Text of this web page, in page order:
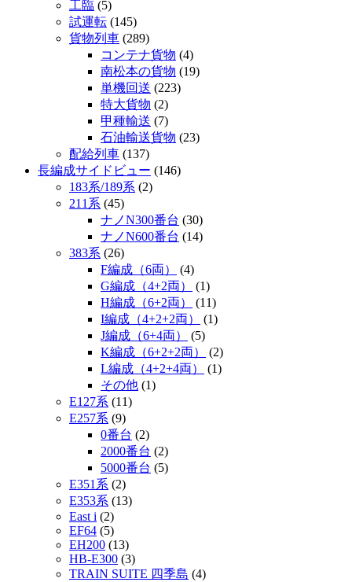
工臨 (5)
試運転 (145)
貨物列車 (289)
コンテナ貨物 (4)
南松本の貨物 (19)
単機回送 (223)
特大貨物 (2)
甲種輸送 (7)
石油輸送貨物 (23)
配給列車 (137)
長編成サイドビュー (146)
183系/189系 (2)
211系 (45)
ナノN300番台 (30)
ナノN600番台 (14)
383系 (26)
F編成（6両）
(4)
G編成（4+2両）
(1)
H編成（6+2両）
(11)
I編成（4+2+2両）
(1)
J編成（6+4両）
(5)
K編成（6+2+2両）
(2)
L編成（4+2+4両）
(1)
その他 (1)
E127系 (11)
E257系 (9)
0番台 (2)
2000番台 (2)
5000番台 (5)
E351系 (2)
E353系 (13)
East i (2)
EF64 (5)
EH200 (13)
HB-E300 (3)
TRAIN SUITE 四季島 (4)